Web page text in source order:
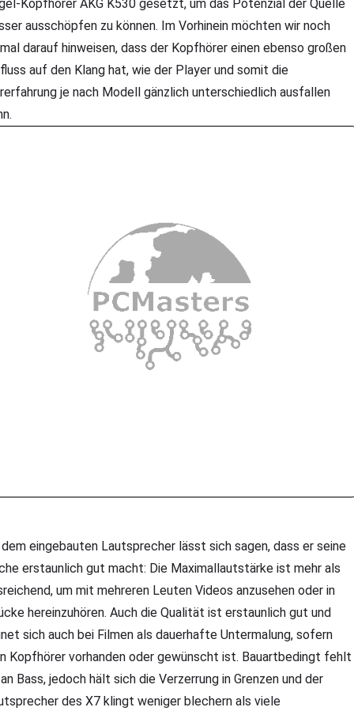
Kopfhörer AKG K530 gesetzt, um das Potenzial der Quelle
ausschöpfen zu können. Im Vorhinein möchten wir noch
darauf hinweisen, dass der Kopfhörer einen ebenso großen
auf den Klang hat, wie der Player und somit die
je nach Modell gänzlich unterschiedlich ausfallen
eingebauten Lautsprecher lässt sich sagen, dass er seine
erstaunlich gut macht: Die Maximallautstärke ist mehr als
um mit mehreren Leuten Videos anzusehen oder in
hereinzuhören. Auch die Qualität ist erstaunlich gut und
sich auch bei Filmen als dauerhafte Untermalung, sofern
Kopfhörer vorhanden oder gewünscht ist. Bauartbedingt fehlt
Bass, jedoch hält sich die Verzerrung in Grenzen und der
des X7 klingt weniger blechern als viele